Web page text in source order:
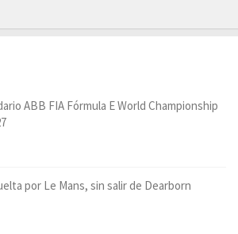
ABB FIA Fórmula E World Championship
por Le Mans, sin salir de Dearborn